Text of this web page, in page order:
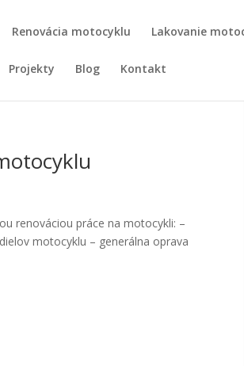
Renovácia motocyklu Lakovanie
Projekty Blog Kontakt
renováciou práce na motocykli: –
motocyklu – generálna oprava